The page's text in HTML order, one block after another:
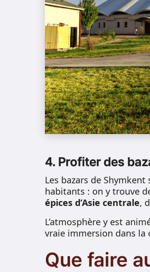
4. Profiter des
Les bazars de
habitants : on y trouve
épices d’Asie centrale,
L’atmosphère y est
vraie immersion dans la
Que faire